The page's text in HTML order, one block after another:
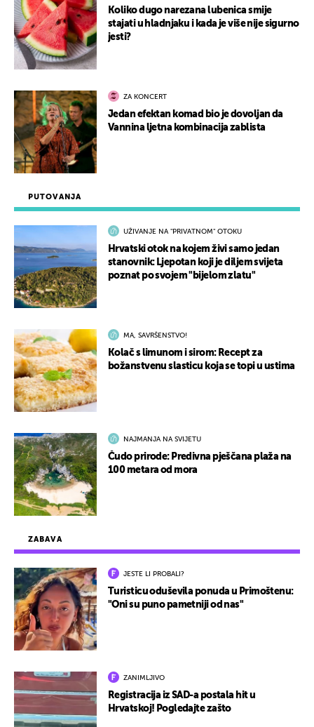
ZABAVA
JESTE LI PROBALI?
Turisticu oduševila ponuda u Primoštenu:
"Oni su puno pametniji od nas"
ZANIMLJIVO
Registracija iz SAD-a postala hit u
Hrvatskoj! Pogledajte zašto
PUTOVANJA
UŽIVANJE NA "PRIVATNOM" OTOKU
Hrvatski otok na kojem živi samo jedan
stanovnik: Ljepotan koji je diljem svijeta
poznat po svojem "bijelom zlatu"
MA, SAVRŠENSTVO!
Kolač s limunom i sirom: Recept za
božanstvenu slasticu koja se topi u ustima
NAJMANJA NA SVIJETU
Čudo prirode: Predivna pješčana plaža na
100 metara od mora
Koliko dugo narezana lubenica smije
stajati u hladnjaku i kada je više nije sigurno
jesti?
ZA KONCERT
Jedan efektan komad bio je dovoljan da
Vannina ljetna kombinacija zablista